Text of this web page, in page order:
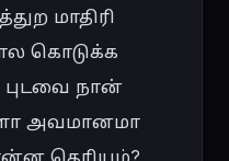
மாதிரி
கொடுக்க
புடவை நான்
அவமானமா
தெரியும்?